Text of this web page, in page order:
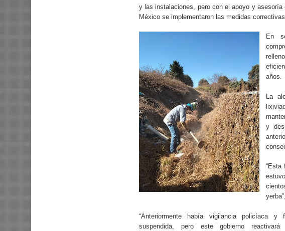
y las instalaciones, pero con el apoyo y
México se implementaron las medidas
En
años.
La
y
“Esta
“Anteriormente había vigilancia policíaca y
suspendida, pero este gobierno